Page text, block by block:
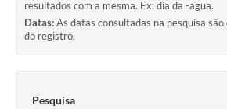
COVID-19
Prefeito Municipal
Requerimento geral
resultados com a mesma. Ex: dia da -agua.
Datas:As datas consultadas na pesquisa
do registro.
Pesquisa